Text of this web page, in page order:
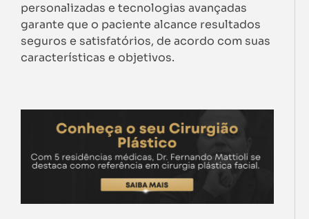
personalizadas e tecnologias avançadas
garante que o paciente alcance resultados
seguros e satisfatórios, de acordo com suas
características e objetivos.